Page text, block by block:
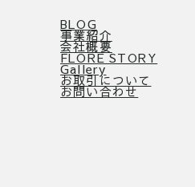
BLOG
事業紹介
会社概要
FLORE STORY
Gallery
お取引について
お問い合わせ